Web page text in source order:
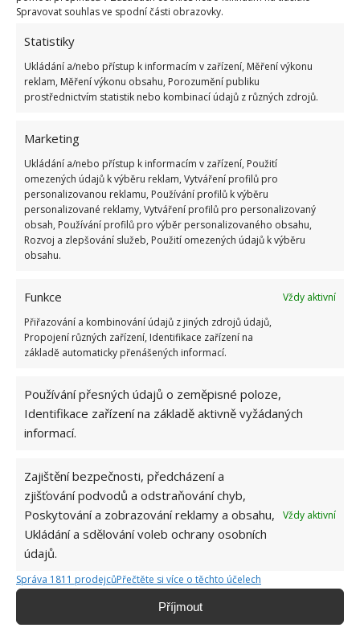
Spravovat souhlas ve spodní části obrazovky.
Statistiky
Ukládání a/nebo přístup k informacím v zařízení, Měření výkonu
reklam, Měření výkonu obsahu, Porozumění publiku
prostřednictvím statistik nebo kombinací údajů z různých zdrojů.
Marketing
Ukládání a/nebo přístup k informacím v zařízení, Použití
omezených údajů k výběru reklam, Vytváření profilů pro
personalizovanou reklamu, Používání profilů k výběru
personalizované reklamy, Vytváření profilů pro personalizovaný
obsah, Používání profilů pro výběr personalizovaného obsahu,
Rozvoj a zlepšování služeb, Použití omezených údajů k výběru
obsahu.
Funkce
Vždy aktivní
Přiřazování a kombinování údajů z jiných zdrojů údajů,
Propojení různých zařízení, Identifikace zařízení na
základě automaticky přenášených informací.
Používání přesných údajů o zeměpisné poloze,
Identifikace zařízení na základě aktivně vyžádaných
informací.
Zajištění bezpečnosti, předcházení a
zjišťování podvodů a odstraňování chyb,
Poskytování a zobrazování reklamy a obsahu,
Ukládání a sdělování voleb ochrany osobních
údajů.
Vždy aktivní
Správa 1811 prodejcůPřečtěte si více o těchto účelech
Příjmout
Většina lidí nemyslí na to, že okolo různých
domácích spotřebičů se může objevit voda, a tak
prodlužovací kabely nechávají volně na podlaze.
Příkladem může být lednička,myčka nebo pračka,
stát, že nějaká vyteče ven. Raději proto vyrobte
dosah vody.
Ohřívače a grily
Jakékoliv ohřívače, grily nebo jiná zařízení, která
prodlužovacího kabelu. Vždy si tedy zkontrolujte,
zda mátekabely umístěny tak, aby se nemohly
dotýkat horkých předmětů, a nepoškodil se tak
kabel nebo přímo zařízení, z něhož teplo vychází.
Prodlužovací kabely kontrolujte pravidelně, ať už je
používáte kdekoliv.